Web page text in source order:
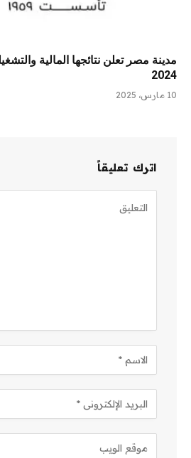
مدينة مصر تعلن نتائجها المالية
2024
10 مارس، 2025
اترك تعليقاً